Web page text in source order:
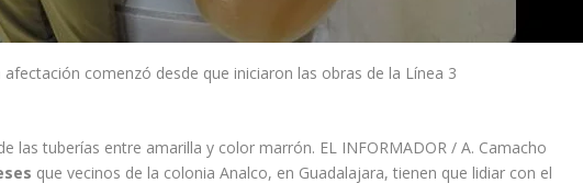
comenzó desde que iniciaron las obras de la Línea 3
las tuberías entre amarilla y color marrón. EL INFORMADOR / A. Camacho
que vecinos de la colonia Analco, en Guadalajara, tienen que lidiar con el